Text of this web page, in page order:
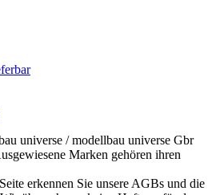
universe / modellbau universe Gbr
Marken gehören ihren
erkennen Sie unsere AGBs und die